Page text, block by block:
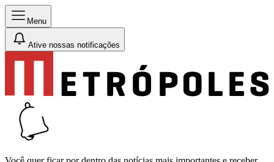
Menu
Ative nossas notificações